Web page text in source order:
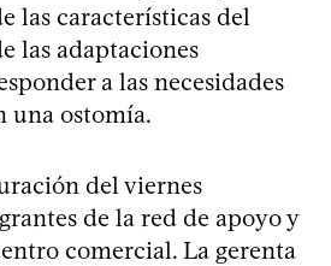
las características del
las adaptaciones
a las necesidades
una ostomía.
del viernes
de la red de apoyo y
comercial. La gerenta